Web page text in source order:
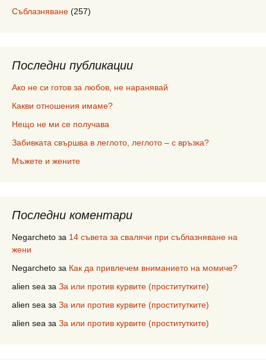
Съблазняване (257)
Последни публикации
Ако не си готов за любов, не наранявай
Какви отношения имаме?
Нещо не ми се получава
Забивката свършва в леглото, леглото – с връзка?
Мъжете и жените
Последни коментари
Negarcheto за 14 съвета за свалячи при съблазняване на
жени
Negarcheto за Как да привлечем вниманието на момиче?
alien sea за За или против курвите (проститутките)
alien sea за За или против курвите (проститутките)
alien sea за За или против курвите (проститутките)